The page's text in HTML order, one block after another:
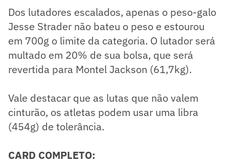
Dos lutadores escalados, apenas o peso-galo
Jesse Strader não bateu o peso e estourou
em 700g o limite da categoria. O lutador será
multado em 20% de sua bolsa, que será
revertida para Montel Jackson (61,7kg).
Vale destacar que as lutas que não valem
cinturão, os atletas podem usar uma libra
(454g) de tolerância.
CARD COMPLETO: